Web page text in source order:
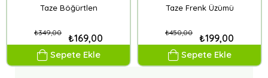
Taze Böğürtlen
₺169,00
₺349,00
Sepete Ekle
Taze Frenk Üzümü
₺199,00
₺450,00
Sepete Ekle